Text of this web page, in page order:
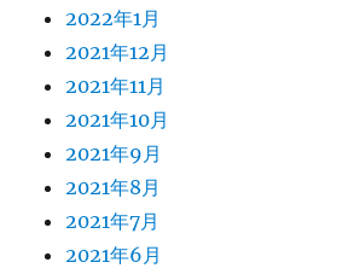
2022年1月
2021年12月
2021年11月
2021年10月
2021年9月
2021年8月
2021年7月
2021年6月